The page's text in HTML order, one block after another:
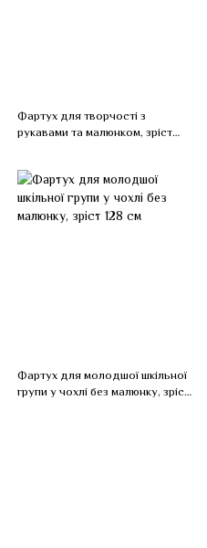
Фартух для творчості з
рукавами та малюнком, зріст
Фартух для молодшої шкільної
групи у чохлі без малюнку, зріст